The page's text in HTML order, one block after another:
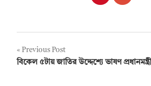
Post
Previous Post
বিকেল ৫টায় জাতির উদ্দেশ্যে ভাষণ